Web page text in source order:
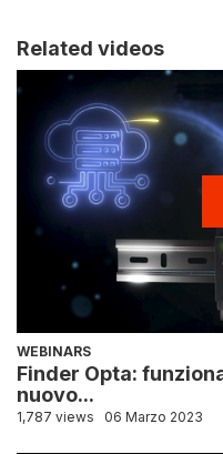
Related videos
WEBINARS
Finder Opta:
nuovo...
1,787 views 06 Marzo 2023